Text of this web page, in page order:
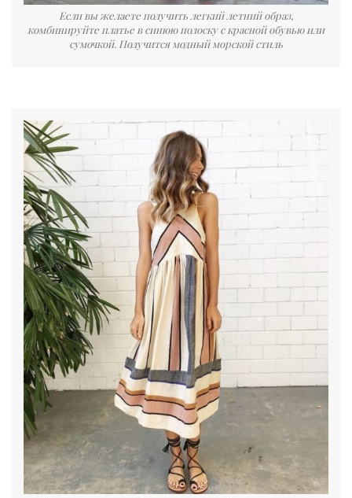
Если вы желаете получить легкий летний образ,
комбинируйте платье в синюю полоску с красной обувью или
сумочкой. Получится модный морской стиль